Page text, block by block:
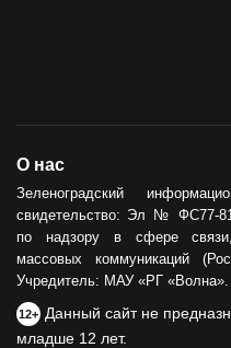
О нас
Зеленоградский
свидетельство: Эл № ФС77-
по надзору в сфере
массовых коммуникаций
Учредитель: МАУ «РГ «Волна».
12+ Данный сайт не
младше 12 лет.